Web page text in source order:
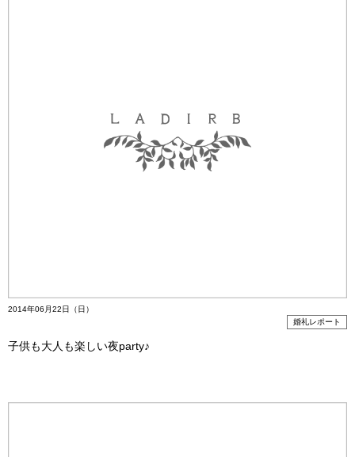
2014年06月22日（日）
婚礼レポート
子供も大人も楽しい夜party♪